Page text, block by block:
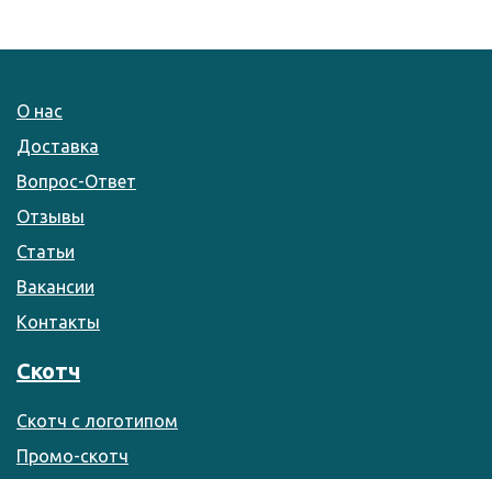
О нас
Доставка
Вопрос-Ответ
Отзывы
Статьи
Вакансии
Контакты
Скотч
Скотч с логотипом
Промо-скотч